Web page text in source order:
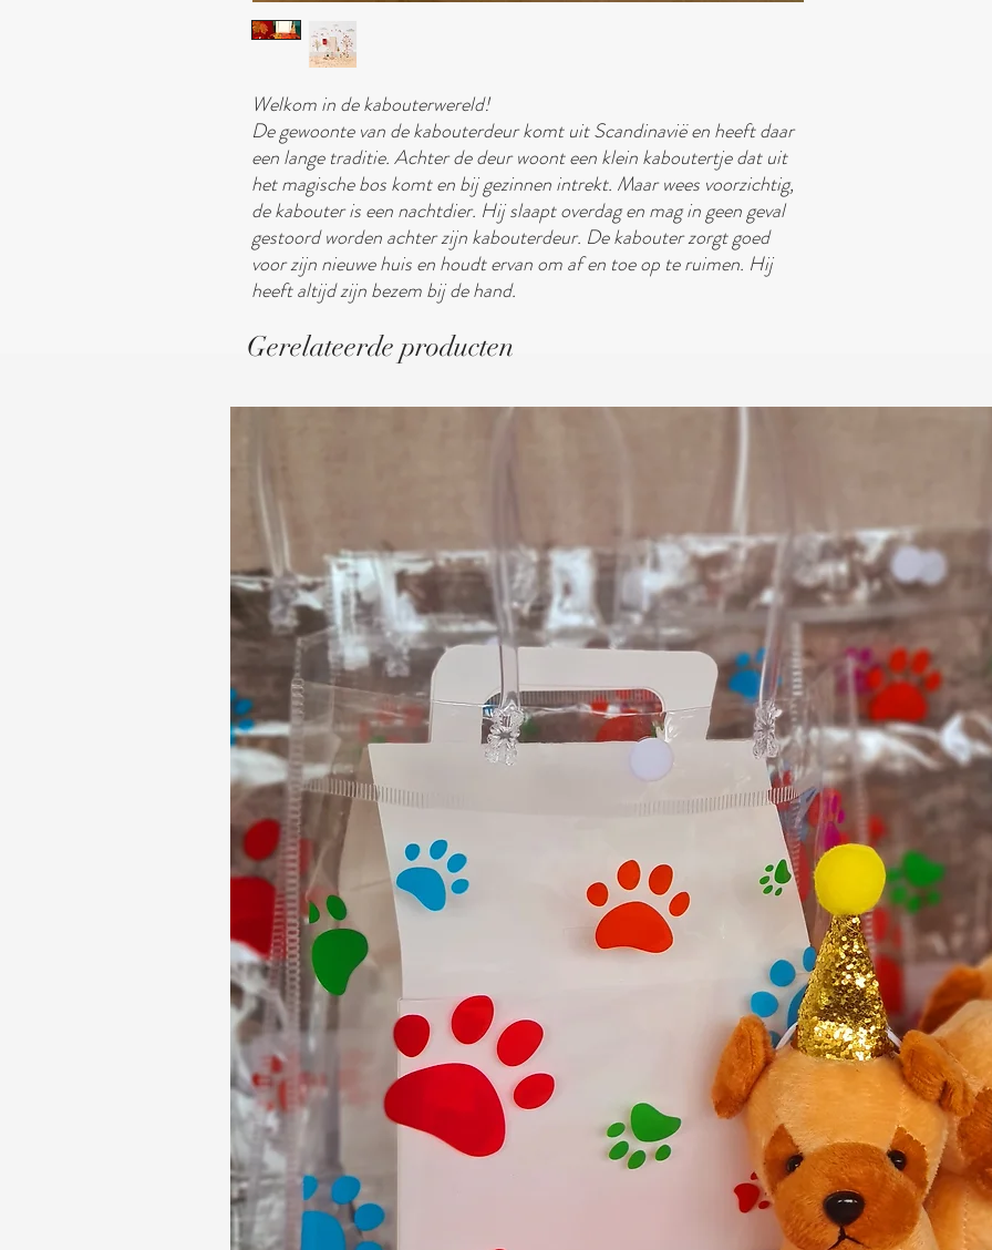
Welkom in de kabouterwereld!
De gewoonte van de kabouterdeur komt uit Scandinavië en heeft daar
een lange traditie. Achter de deur woont een klein kaboutertje dat uit
het magische bos komt en bij gezinnen intrekt. Maar wees voorzichtig,
de kabouter is een nachtdier. Hij slaapt overdag en mag in geen geval
gestoord worden achter zijn kabouterdeur. De kabouter zorgt goed
voor zijn nieuwe huis en houdt ervan om af en toe op te ruimen. Hij
heeft altijd zijn bezem bij de hand.
Gerelateerde producten